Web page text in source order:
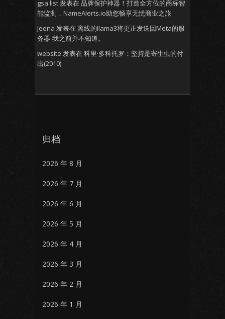
gsa list发表在 品牌保护神器！打造全方位的商标智
能监测，NameAlerts.io助您畅享无忧商业之旅
Jeena 发表在 离线的llama3将更正发送回Meta的服
务器-我之前并不知道。
website 发表在 科里·多科托罗：坚持是寄生虫的付
出(2010)
归档
2026 年 8 月
2026 年 7 月
2026 年 6 月
2026 年 5 月
2026 年 4 月
2026 年 3 月
2026 年 2 月
2026 年 1 月